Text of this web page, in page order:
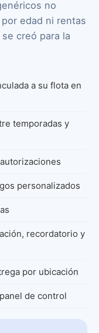
no
edad ni rentas
creó para la
a su flota en
temporadas y
personalizados
recordatorio y
por ubicación
de control